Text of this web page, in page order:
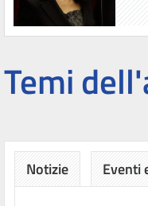
Temi
Notizie Eventi